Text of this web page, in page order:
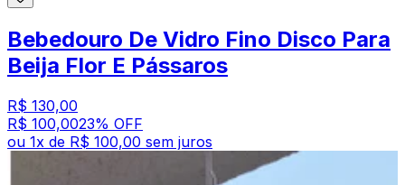
Bebedouro De Vidro Fino Disco Para
Beija Flor E Pássaros
R$ 130,00
R$ 100,0023% OFF
ou 1x de R$ 100,00 sem juros